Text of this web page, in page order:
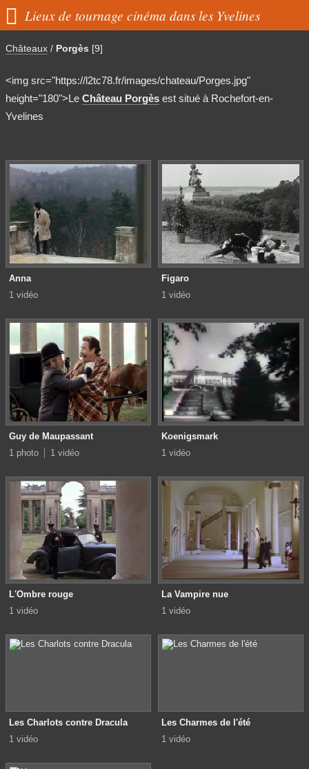
 Lieux de tournage cinéma dans les Yvelines
Châteaux / Porgès [9]
<img src="https://l2tc78.fr/images/chateau/Porges.jpg"
height="180">Le Château Porgès est situé à Rochefort-en-
Yvelines
Anna
1 vidéo
Figaro
1 vidéo
Guy de Maupassant
1 photo
1 vidéo
Koenigsmark
1 vidéo
L'Ombre rouge
1 vidéo
La Vampire nue
1 vidéo
Les Charlots contre Dracula
1 vidéo
Les Charmes de l'été
1 vidéo